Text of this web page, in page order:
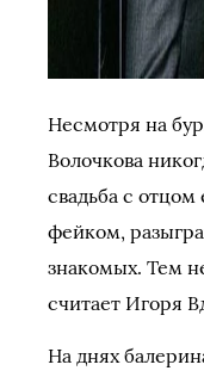
Несмотря на
Волочкова
свадьба с отцом
фейком,
знакомых. Тем
считает Игоря
На днях